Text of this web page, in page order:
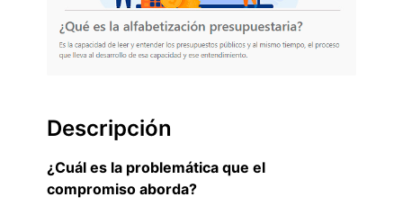
Descripción
¿Cuál es la problemática que el
compromiso aborda?